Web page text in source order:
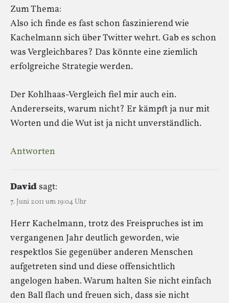
Zum Thema:
Also ich finde es fast schon faszinierend wie
Kachelmann sich über Twitter wehrt. Gab es schon
was Vergleichbares? Das könnte eine ziemlich
erfolgreiche Strategie werden.
Der Kohlhaas-Vergleich fiel mir auch ein.
Andererseits, warum nicht? Er kämpft ja nur mit
Worten und die Wut ist ja nicht unverständlich.
Antworten
Davidsagt:
7. Juni 2011 um 19:04 Uhr
Herr Kachelmann, trotz des Freispruches ist im
vergangenen Jahr deutlich geworden, wie
respektlos Sie gegenüber anderen Menschen
aufgetreten sind und diese offensichtlich
angelogen haben. Warum halten Sie nicht einfach
den Ball flach und freuen sich, dass sie nicht